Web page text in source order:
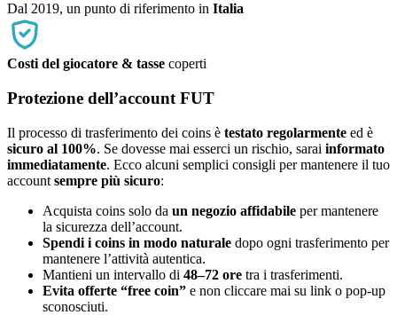
Dal 2019, un punto di riferimento in Italia
Costi del giocatore & tasse coperti
Protezione dell’account FUT
Il processo di trasferimento dei coins è testato regolarmente ed è
sicuro al 100%. Se dovesse mai esserci un rischio, sarai informato
immediatamente. Ecco alcuni semplici consigli per mantenere il tuo
account sempre più sicuro:
Acquista coins solo da un negozio affidabile per mantenere
la sicurezza dell’account.
Spendi i coins in modo naturale dopo ogni trasferimento per
mantenere l’attività autentica.
Mantieni un intervallo di 48–72 ore tra i trasferimenti.
Evita offerte “free coin” e non cliccare mai su link o pop-up
sconosciuti.